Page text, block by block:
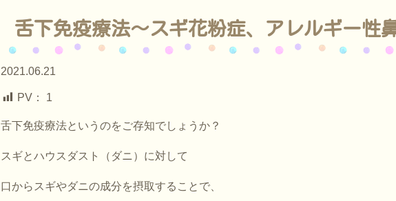
舌下免疫療法～スギ花粉症、アレルギー性
2021.06.21
PV： 1
舌下免疫療法というのをご存知でしょうか？
スギとハウスダスト（ダニ）に対して
口からスギやダニの成分を摂取することで、